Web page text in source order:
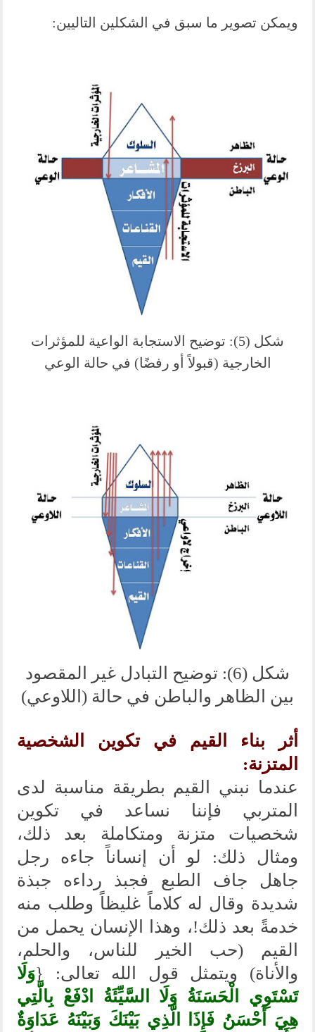
ويمكن تصوير ما سبق في الشكلين التاليين:
شكل (5): توضيح الاستجابة الواعية للمؤثرات
الخارجية (قبولاً أو رفضًا) في حالة الوعي
شكل (6): توضيح التبادل غير المقصود
بين الظاهر والباطن في حالة (اللاوعي)
أثر بناء القيم في تكوين الشخصية
المتزنة:
عندما نبني القيم بطريقة مناسبة لدى
المتربي فإننا نساعد في تكوين
شخصيات متزنة ومتكاملة بعد ذلك،
ومثال ذلك: لو أن إنساناً جاءه رجل
جاهل جاف الطبع فجبذ رداءه جبذة
شديدة وقال له كلاماً غليظاً وطلب منه
خدمةً بعد ذلك!، وهذا الإنسان يحمل من
القيم (حب الخير للناس، والحلم،
والأناة) ويتمثل قول الله تعالى: {وَلَا
تَسْتَوِي الْحَسَنَةُ وَلَا السَّيِّئَةُ ادْفَعْ بِالَّتِي
هِيَ أَحْسَنُ فَإِذَا الَّذِي بَيْنَكَ وَبَيْنَهُ عَدَاوَةٌ